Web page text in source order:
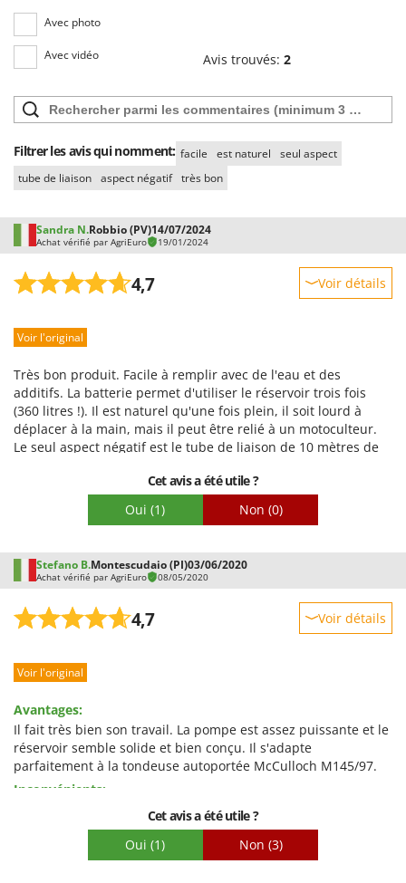
Sunseeker
T
Tecla
TecnoGen
Tellarini Pompe
Tenco
Tineco
Titania
Tre Spade
Trotec
Troy-Bilt
U
Verdemax
Vesco
Volpi
Weber
WIDU
Wiper EcoRobot
Wolf Garten
Wortex
Avec photo
Avec vidéo Avis trouvés: 2
Filtrer les avis qui nomment: facile est naturel
seul aspect
tube de liaison aspect négatif très bon
Sandra N.Robbio (PV)14/07/2024
Achat vérifié par AgriEuro 19/01/2024
4,7 Voir détails
Prestations
Qualité / Prix
Facilité de montage
Emballage
Voir l'original
Très bon produit. Facile à remplir avec de l'eau et des
additifs. La batterie permet d'utiliser le réservoir trois fois
(360 litres !). Il est naturel qu'une fois plein, il soit lourd à
déplacer à la main, mais il peut être relié à un motoculteur.
Le seul aspect négatif est le tube de liaison de 10 mètres de
Cet avis a été utile ?
Oui (1) Non (0)
Stefano B.Montescudaio (PI)03/06/2020
Achat vérifié par AgriEuro 08/05/2020
4,7 Voir détails
Prestations
Qualité / Prix
Facilité de montage
Voir l'original
Avantages:
Il fait très bien son travail. La pompe est assez puissante et le
réservoir semble solide et bien conçu. Il s'adapte
parfaitement à la tondeuse autoportée McCulloch M145/97.
Inconvénients:
Il pourrait être moins cher.Cet avis a été utile ?
Oui (1) Non (3)